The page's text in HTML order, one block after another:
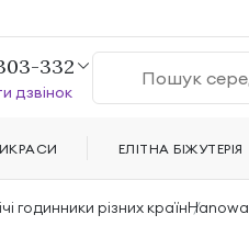
годинники різних країнHanowa
332
дзвінок
ЕЛІТНА БІЖУТЕРІЯ